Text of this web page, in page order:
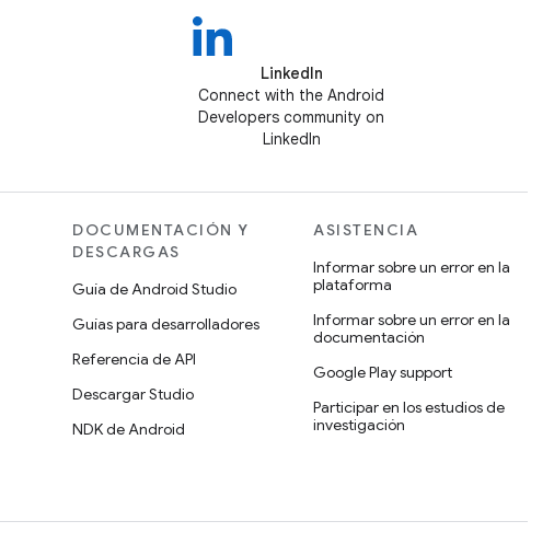
LinkedIn
Connect with the Android
Developers community on
LinkedIn
DOCUMENTACIÓN Y
DESCARGAS
Guía de Android Studio
Guías para desarrolladores
Referencia de API
Descargar Studio
NDK de Android
ASISTENCIA
Informar sobre un error en la
plataforma
Informar sobre un error en la
documentación
Google Play support
Participar en los estudios de
investigación